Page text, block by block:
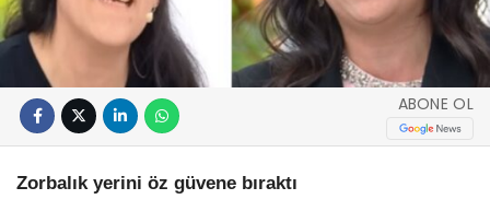
ABONE OL
Zorbalık yerini öz güvene bıraktı